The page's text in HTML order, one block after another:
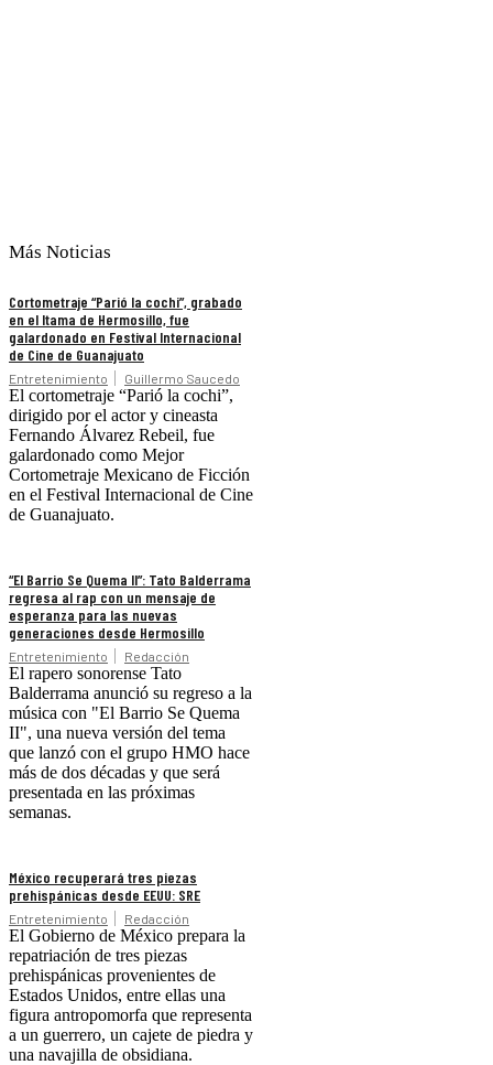
Más Noticias
Cortometraje “Parió la cochi”, grabado
en el Itama de Hermosillo, fue
galardonado en Festival Internacional
de Cine de Guanajuato
Entretenimiento Guillermo Saucedo
El cortometraje “Parió la cochi”,
dirigido por el actor y cineasta
Fernando Álvarez Rebeil, fue
galardonado como Mejor
Cortometraje Mexicano de Ficción
en el Festival Internacional de Cine
de Guanajuato.
“El Barrio Se Quema II”: Tato Balderrama
regresa al rap con un mensaje de
esperanza para las nuevas
generaciones desde Hermosillo
Entretenimiento Redacción
El rapero sonorense Tato
Balderrama anunció su regreso a la
música con "El Barrio Se Quema
II", una nueva versión del tema
que lanzó con el grupo HMO hace
más de dos décadas y que será
presentada en las próximas
semanas.
México recuperará tres piezas
prehispánicas desde EEUU: SRE
Entretenimiento Redacción
El Gobierno de México prepara la
repatriación de tres piezas
prehispánicas provenientes de
Estados Unidos, entre ellas una
figura antropomorfa que representa
a un guerrero, un cajete de piedra y
una navajilla de obsidiana.